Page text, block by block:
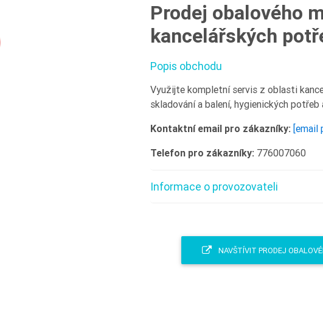
Prodej obalového
kancelářských
Popis obchodu
Využijte kompletní servis z oblasti
skladování a balení, hygienických
Kontaktní email pro zákazníky: [email
Telefon pro zákazníky: 776007060
Informace o provozovateli
NAVŠTÍVIT PRODEJ